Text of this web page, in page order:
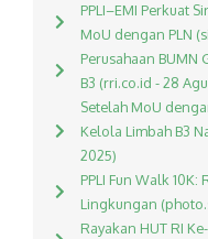
PPLI–EMI Perkuat
MoU dengan PLN
Perusahaan BUMN
B3 (rri.co.id - 28
Setelah MoU
Kelola Limbah B3
2025)
PPLI Fun Walk
Lingkungan
Rayakan HUT RI